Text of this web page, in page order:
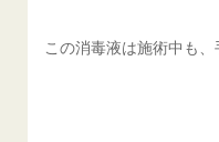
この消毒液は施術中も、